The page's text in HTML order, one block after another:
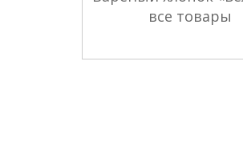
все товары